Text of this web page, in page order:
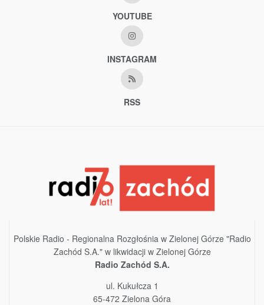
YOUTUBE
INSTAGRAM
RSS
Polskie Radio - Regionalna Rozgłośnia w Zielonej Górze "Radio
Zachód S.A." w likwidacji w Zielonej Górze
Radio Zachód S.A.
ul. Kukułcza 1
65-472 Zielona Góra